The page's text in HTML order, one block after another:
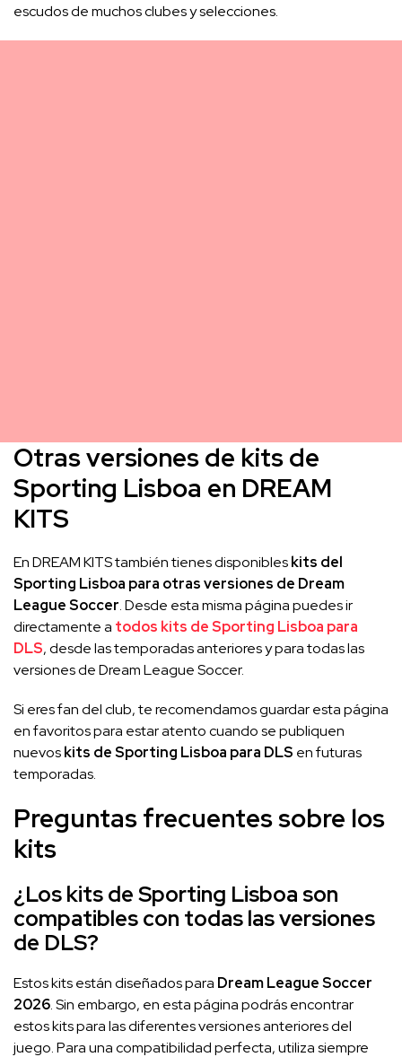
escudos de muchos clubes y selecciones.
Otras versiones de kits de
Sporting Lisboa en DREAM
KITS
En DREAM KITS también tienes disponibleskits del
Sporting Lisboa para otras versiones de Dream
League Soccer. Desde esta misma página puedes ir
directamente a todos kits de Sporting Lisboa para
DLS, desde las temporadas anteriores y para todas las
versiones de Dream League Soccer.
Si eres fan del club, te recomendamos guardar esta página
en favoritos para estar atento cuando se publiquen
nuevoskits de Sporting Lisboa para DLS en futuras
temporadas.
Preguntas frecuentes sobre los
kits
¿Los kits de Sporting Lisboa son
compatibles con todas las versiones
de DLS?
Estos kits están diseñados para Dream League Soccer
2026. Sin embargo, en esta página podrás encontrar
estos kits para las diferentes versiones anteriores del
juego. Para una compatibilidad perfecta, utiliza siempre